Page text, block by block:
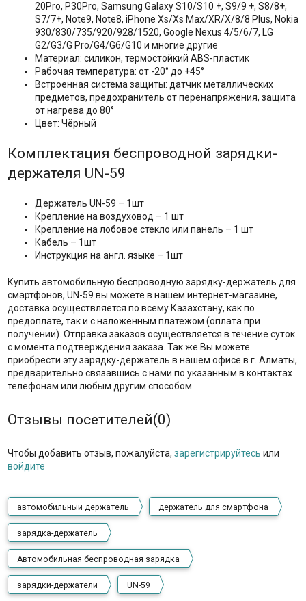
20Pro, P30Pro, Samsung Galaxy S10/S10 +, S9/9 +, S8/8+,
S7/7+, Note9, Note8, iPhone Xs/Xs Max/XR/X/8/8 Plus, Nokia
930/830/735/920/928/1520, Google Nexus 4/5/6/7, LG
G2/G3/G Pro/G4/G6/G10 и многие другие
Материал: силикон, термостойкий ABS-пластик
Рабочая температура: от -20° до +45°
Встроенная система защиты: датчик металлических
предметов, предохранитель от перенапряжения, защита
от нагрева до 80°
Цвет: Чёрный
Комплектация беспроводной зарядки-
держателя UN-59
Держатель UN-59 – 1шт
Крепление на воздуховод – 1 шт
Крепление на лобовое стекло или панель – 1 шт
Кабель – 1шт
Инструкция на англ. языке – 1шт
Купить автомобильную беспроводную зарядку-держатель для
смартфонов, UN-59 вы можете в нашем интернет-магазине,
доставка осуществляется по всему Казахстану, как по
предоплате, так и с наложенным платежом (оплата при
получении). Отправка заказов осуществляется в течение суток
с момента подтверждения заказа. Так же Вы можете
приобрести эту зарядку-держатель в нашем офисе в г. Алматы,
предварительно связавшись с нами по указанным в контактах
телефонам или любым другим способом.
Отзывы посетителей(0)
Чтобы добавить отзыв, пожалуйста, зарегистрируйтесь или
войдите
автомобильный держатель держатель для смартфона
зарядка-держатель
Автомобильная беспроводная зарядка
зарядки-держатели UN-59